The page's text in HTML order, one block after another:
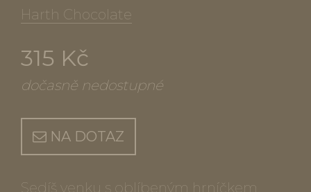
Harth Chocolate
315 Kč
dočasně nedostupné
NA DOTAZ
Sedíš venku s oblíbeným hrníčkem,